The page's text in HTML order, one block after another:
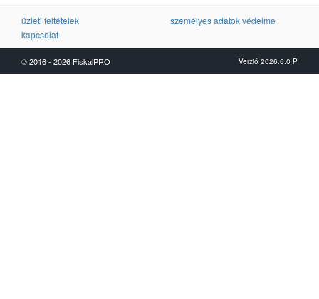
üzleti feltételek
személyes adatok védelme
kapcsolat
© 2016 - 2026 FiskalPRO Verzió 2026.6.0 P